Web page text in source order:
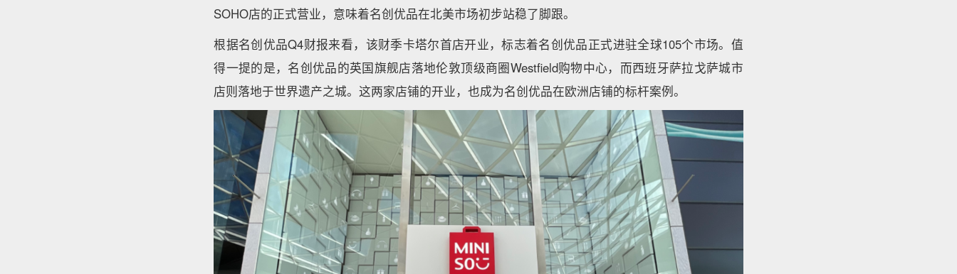
SOHO店的正式营业，意味着名创优品在北美市场初步站稳了脚跟。
根据名创优品Q4财报来看，该财季卡塔尔首店开业，标志着名创优品正式进驻全球105个市场。值
得一提的是，名创优品的英国旗舰店落地伦敦顶级商圈Westfield购物中心，而西班牙萨拉戈萨城市
店则落地于世界遗产之城。这两家店铺的开业，也成为名创优品在欧洲店铺的标杆案例。